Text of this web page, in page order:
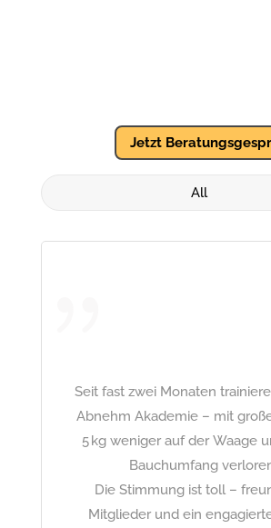
Jetzt
All
Seit fast zwei Monaten
Abnehm Akademie – mit
5 kg weniger auf der Waage
Bauchumfang
Die Stimmung ist toll –
Mitglieder und ein